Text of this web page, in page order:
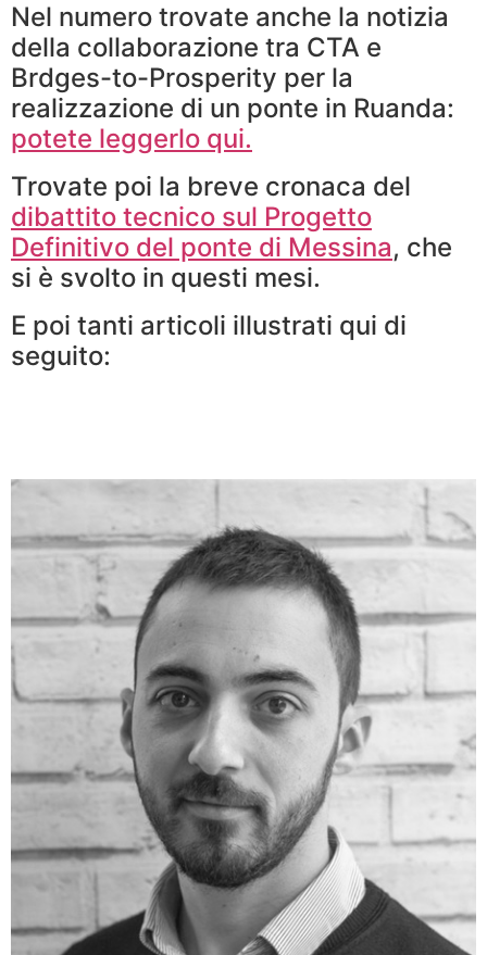
Nel numero trovate anche la notizia
della collaborazione tra CTA e
Brdges-to-Prosperity per la
realizzazione di un ponte in Ruanda:
potete leggerlo qui.
Trovate poi la breve cronaca del
dibattito tecnico sul Progetto
Definitivo del ponte di Messina, che
si è svolto in questi mesi.
E poi tanti articoli illustrati qui di
seguito: